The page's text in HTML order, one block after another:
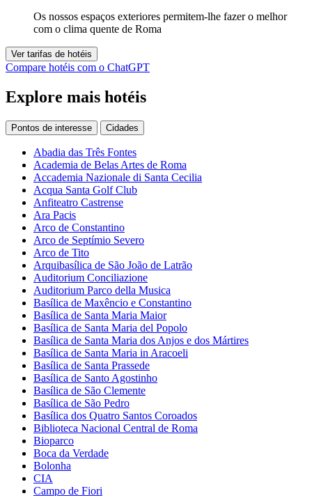
Os nossos espaços exteriores permitem-lhe fazer o melhor
com o clima quente de Roma
Ver tarifas de hotéis
Compare hotéis com o ChatGPT
Explore mais hotéis
Pontos de interesse Cidades
Abadia das Três Fontes
Academia de Belas Artes de Roma
Accademia Nazionale di Santa Cecilia
Acqua Santa Golf Club
Anfiteatro Castrense
Ara Pacis
Arco de Constantino
Arco de Septímio Severo
Arco de Tito
Arquibasílica de São João de Latrão
Auditorium Conciliazione
Auditorium Parco della Musica
Basílica de Maxêncio e Constantino
Basílica de Santa Maria Maior
Basílica de Santa Maria del Popolo
Basílica de Santa Maria dos Anjos e dos Mártires
Basílica de Santa Maria in Aracoeli
Basílica de Santa Prassede
Basílica de Santo Agostinho
Basílica de São Clemente
Basílica de São Pedro
Basílica dos Quatro Santos Coroados
Biblioteca Nacional Central de Roma
Bioparco
Boca da Verdade
Bolonha
CIA
Campo de Fiori